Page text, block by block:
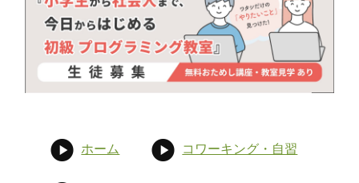
ホーム コワーキング・自習